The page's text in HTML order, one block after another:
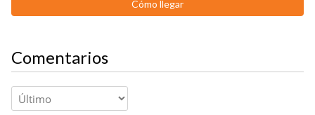
Comentarios